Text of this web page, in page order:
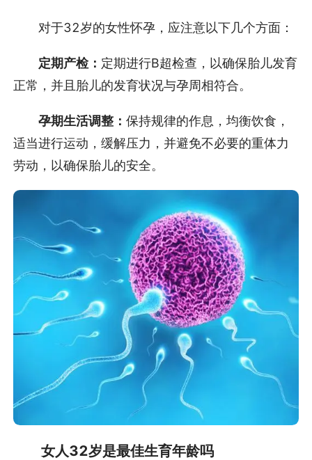
对于32岁的女性怀孕，应注意以下几个方面：
定期产检： 定期进行B超检查，以确保胎儿发育
正常，并且胎儿的发育状况与孕周相符合。
孕期生活调整：保持规律的作息，均衡饮食，
适当进行运动，缓解压力，并避免不必要的重体力
劳动，以确保胎儿的安全。
女人32岁是最佳生育年龄吗